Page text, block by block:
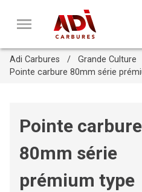
Adi Carbures Grande Culture
Pointe carbure 80mm série
Pointe carbure
80mm série
prémium type
Appuyez sur Entrée pour